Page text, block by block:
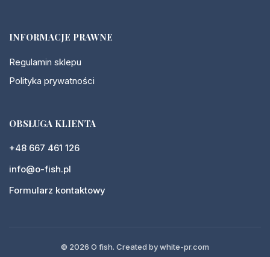
INFORMACJE PRAWNE
Regulamin sklepu
Polityka prywatności
OBSŁUGA KLIENTA
+48 667 461 126
info@o-fish.pl
Formularz kontaktowy
© 2026 O fish. Created by white-pr.com